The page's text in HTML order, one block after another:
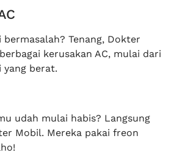
Tenang, Dokter
kerusakan AC, mulai dari
yang berat.
udah mulai habis? Langsung
Mobil. Mereka pakai freon